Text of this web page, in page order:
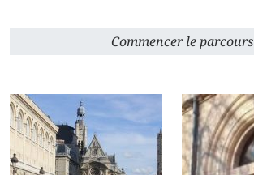
Commencer le parcours